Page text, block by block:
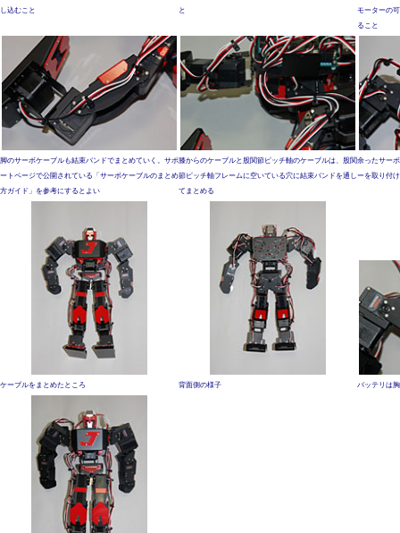
し込むこと
と
モーターの
ること
脚のサーボケーブルも結束バンドでまとめていく。サポ
ートページで公開されている「サーボケーブルのまとめ
方ガイド」を参考にするとよい
膝からのケーブルと股関節ピッチ軸のケーブルは、股関
節ピッチ軸フレームに空いている穴に結束バンドを通し
てまとめる
余ったサー
ーを取り付
ケーブルをまとめたところ 背面側の様子 バッテリは